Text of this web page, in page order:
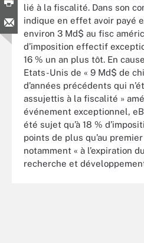
lié à la fiscalité. Dans son
indique en effet avoir payé
environ 3 Md$ au fisc
d’imposition effectif
16 % un an plus tôt. En
Etats-Unis de « 9 Md$ de
d’années précédents qui
assujettis à la fiscalité »
événement exceptionnel,
été sujet qu’à 18 %
points de plus qu’au
notamment « à l’expiration
recherche et